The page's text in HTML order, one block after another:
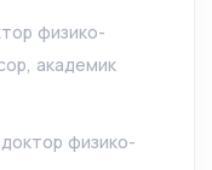
физико-
академик
доктор физико-